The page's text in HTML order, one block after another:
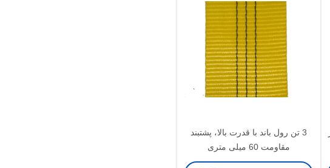
3 تن رول باند با قدرت بالا، پشتبند
مقاومت 60 میلی متری